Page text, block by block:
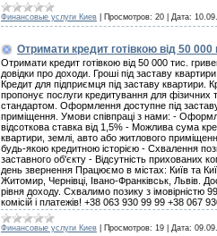
Финансовые услуги Киев Просмотров: 20 Дата:
Отримати кредит готівкою від 50
Отримати кредит готівкою від 50 000 тис.
довідки про доходи. Гроші під заставу
Кредит для підприємця під заставу квартири.
пропонує послуги кредитування для
стандартом. Оформлення доступне під
приміщення. Умови співпраці з нами: -
відсоткова ставка від 1,5% - Можлива сума
квартири, землі, авто або житлового
будь-якою кредитною історією - Схвалення
заставного об'єкту - Відсутність прихованих
день звернення Працюємо в містах: Київ та
Житомир, Чернівці, Івано-Франківськ, Львів.
рівня доходу. Схвалимо позику з
комісій і платежів! +38 063 930 99 99 +38 067
Финансовые услуги Киев Просмотров: 19 Дата: